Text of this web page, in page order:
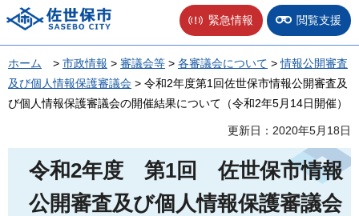
佐世保市 緊急情報 閲覧支援
ホーム > 市政情報 > 審議会等 > 各審議会について >情報公開審査
及び個人情報保護審議会 > 令和2年度第1回佐世保市情報公開審査及
び個人情報保護審議会の開催結果について（令和2年5月14日開催）
更新日：2020年5月18日
令和2年度 第1回 佐世保市情報
公開審査及び個人情報保護審議会